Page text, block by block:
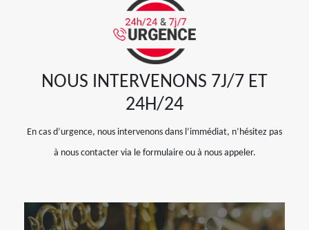
NOUS INTERVENONS 7J/7 ET
24H/24
En cas d’urgence, nous intervenons dans l’immédiat, n’hésitez pas
à nous contacter via le formulaire ou à nous appeler.